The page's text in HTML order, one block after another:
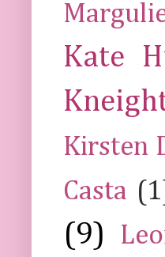
Kate
Kirsten
Casta
(9)